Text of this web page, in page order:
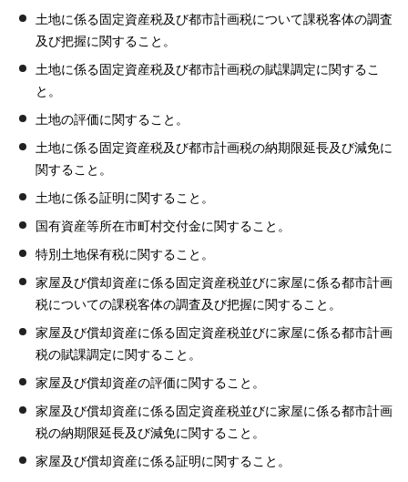
土地に係る固定資産税及び都市計画税について課税客体の調査
及び把握に関すること。
土地に係る固定資産税及び都市計画税の賦課調定に関するこ
と。
土地の評価に関すること。
土地に係る固定資産税及び都市計画税の納期限延長及び減免に
関すること。
土地に係る証明に関すること。
国有資産等所在市町村交付金に関すること。
特別土地保有税に関すること。
家屋及び償却資産に係る固定資産税並びに家屋に係る都市計画
税についての課税客体の調査及び把握に関すること。
家屋及び償却資産に係る固定資産税並びに家屋に係る都市計画
税の賦課調定に関すること。
家屋及び償却資産の評価に関すること。
家屋及び償却資産に係る固定資産税並びに家屋に係る都市計画
税の納期限延長及び減免に関すること。
家屋及び償却資産に係る証明に関すること。